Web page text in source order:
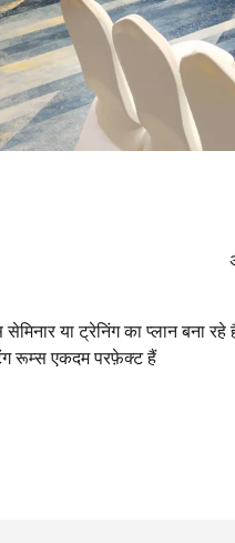
या ट्रेनिंग का प्लान बना रहे
रूम्स एकदम परफ़ेक्ट हैं